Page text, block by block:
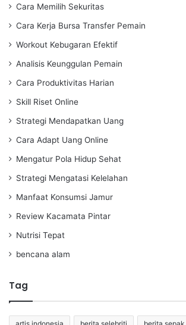
Cara Memilih Sekuritas
Cara Kerja Bursa Transfer Pemain
Workout Kebugaran Efektif
Analisis Keunggulan Pemain
Cara Produktivitas Harian
Skill Riset Online
Strategi Mendapatkan Uang
Cara Adapt Uang Online
Mengatur Pola Hidup Sehat
Strategi Mengatasi Kelelahan
Manfaat Konsumsi Jamur
Review Kacamata Pintar
Nutrisi Tepat
bencana alam
Tag